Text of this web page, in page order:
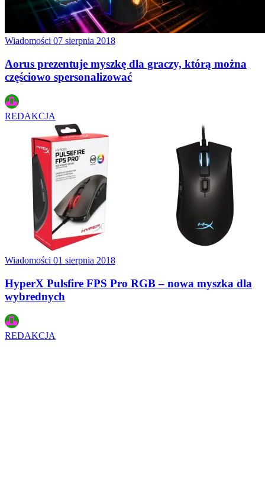
Wiadomości 07 sierpnia 2018
Aorus prezentuje myszkę dla graczy, którą można
częściowo spersonalizować
REDAKCJA
Wiadomości 01 sierpnia 2018
HyperX Pulsfire FPS Pro RGB – nowa myszka dla
wybrednych
REDAKCJA